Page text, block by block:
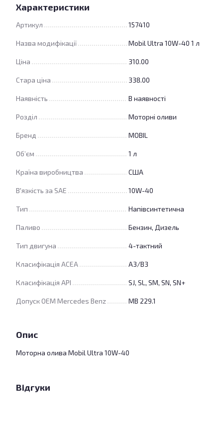
Характеристики
Артикул 157410
Назва модифікації Mobil Ultra 10W-40 1 л
Ціна 310.00
Стара ціна 338.00
Наявність В наявності
Розділ Моторні оливи
Бренд MOBIL
Об’єм 1 л
Країна виробництва США
В'язкість за SAE 10W-40
Тип Напівсинтетична
Паливо Бензин, Дизель
Тип двигуна 4-тактний
Класифікація ACEA A3/B3
Класифікація API SJ, SL, SM, SN, SN+
Допуск OEM Mercedes Benz MB 229.1
Опис
Моторна олива Mobil Ultra 10W-40
Відгуки